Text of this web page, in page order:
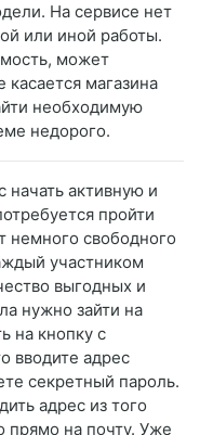
На сервисе нет
или иной работы.
может
магазина
необходимую
недорого.
начать активную и
пройти
немного свободного
участником
выгодных и
нужно зайти на
на кнопку с
вводите адрес
секретный пароль.
адрес из того
прямо на почту. Уже